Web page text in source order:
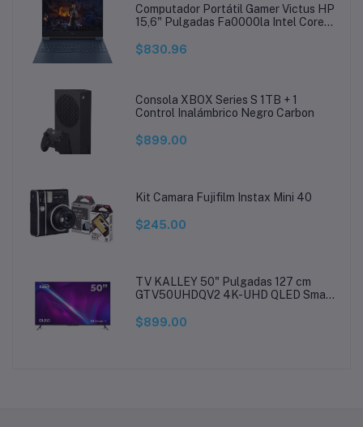
Computador Portátil Gamer Victus HP
15,6" Pulgadas Fa0000la Intel Core
Azul
$830.96
Consola XBOX Series S 1TB + 1
Control Inalámbrico Negro Carbon
$899.00
Kit Camara Fujifilm Instax Mini 40
$245.00
TV KALLEY 50" Pulgadas 127 cm
GTV50UHDQV2 4K-UHD QLED Smart
$899.00